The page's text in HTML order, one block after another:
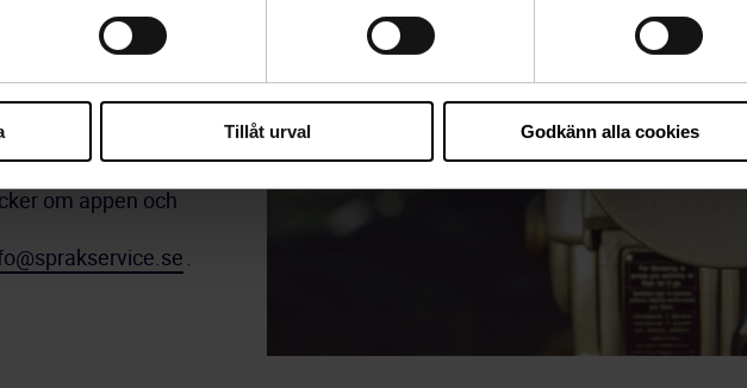
Tillåt urval Godkänn alla cookies
ge feedback
Språkservices
tolkar, och din
om appen och
.